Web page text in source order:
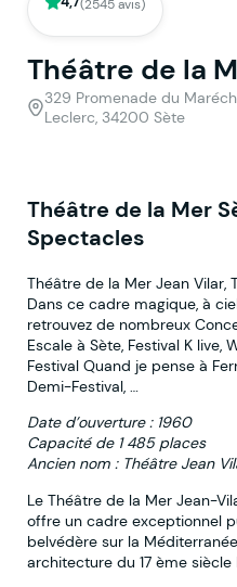
(2545 avis)
Théâtre de la
329 Promenade du
Leclerc, 34200 Sète
Théâtre de la Mer
Spectacles
Théâtre de la Mer Jean Vilar,
Dans ce cadre magique, à
retrouvez de nombreux
Escale à Sète, Festival K live,
Festival Quand je pense à
Demi-Festival, …
Date d’ouverture : 1960
Capacité de 1 485 places
Ancien nom : Théâtre Jean
Le Théâtre de la Mer Jean-
offre un cadre exceptionnel
belvédère sur la
architecture du 17 ème